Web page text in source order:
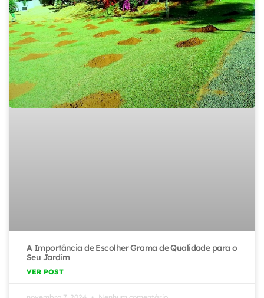
A Importância de Escolher Grama de Qualidade para o
Seu Jardim
VER POST